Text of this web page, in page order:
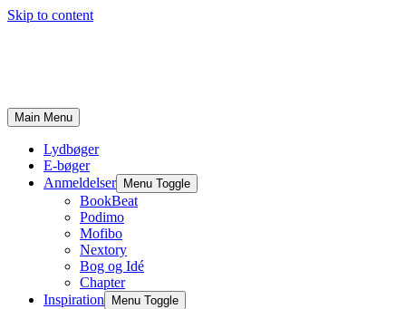
Skip to content
Main Menu
Lydbøger
E-bøger
Anmeldelser
Menu Toggle
BookBeat
Podimo
Mofibo
Nextory
Bog og Idé
Chapter
Inspiration
Menu Toggle